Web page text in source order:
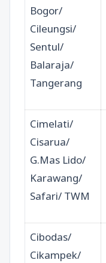
Bogor/
Cileungsi/
Sentul/
Balaraja/
Tangerang
Cimelati/
Cisarua/
G.Mas Lido/
Karawang/
Safari/ TWM
Cibodas/
Cikampek/